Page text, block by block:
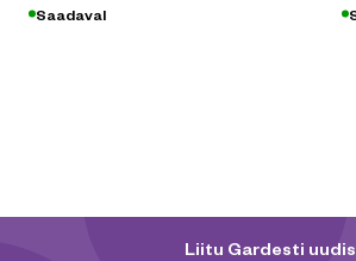
Saadaval
Liitu Gardesti